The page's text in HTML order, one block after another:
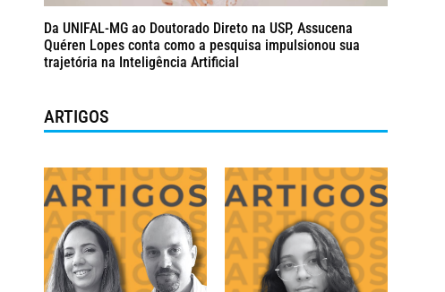
Da UNIFAL-MG ao Doutorado Direto na USP, Assucena
Quéren Lopes conta como a pesquisa impulsionou sua
trajetória na Inteligência Artificial
ARTIGOS